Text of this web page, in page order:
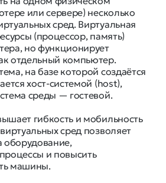
или сервере) несколько
сред. Виртуальная
(процессор, память)
но функционирует
отдельный компьютер.
на базе которой создаётся
хост-системой (host),
среды — гостевой.
гибкость и мобильность
сред позволяет
оборудование,
и повысить
машины.